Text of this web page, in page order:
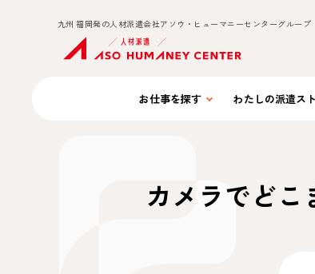
九州 福岡発の人材派遣会社アソウ・ヒューマニーセンターグループ
お仕事を探す わたしの派遣ス
カメラでどこ